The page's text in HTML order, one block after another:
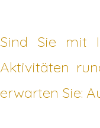
Sind Sie mit
Aktivitäten
erwarten Sie: